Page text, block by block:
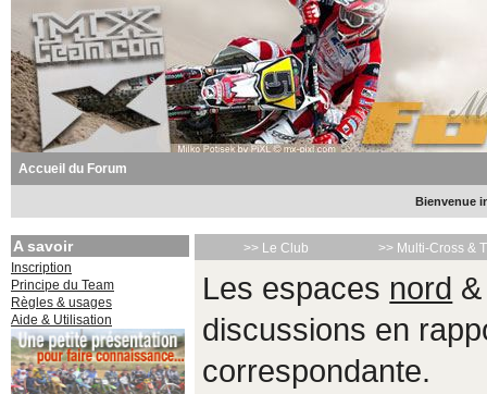
Accueil du Forum
Bienvenue
A savoir
Inscription
Principe du Team
Règles & usages
Aide & Utilisation
>> Le Club >> Multi-Cross &
Les espaces nord
discussions en
correspondante.